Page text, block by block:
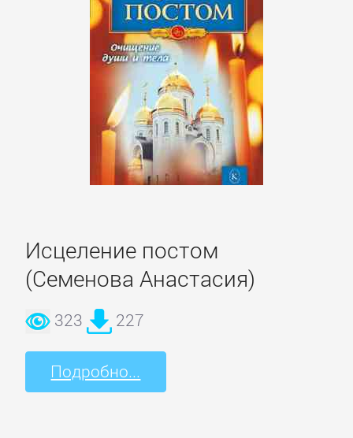
Исцеление постом
(Семенова Анастасия)
323 227
Подробно...
Управление
Литература
Присоединиться
Контакт
Карта
БИЗНЕС